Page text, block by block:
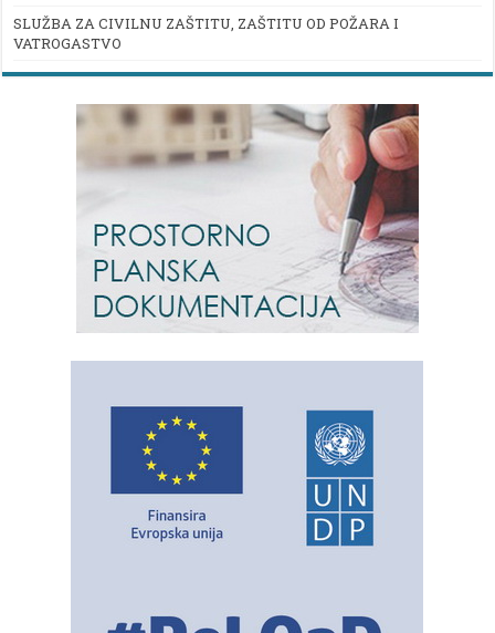
SLUŽBA ZA CIVILNU ZAŠTITU, ZAŠTITU OD POŽARA I
VATROGASTVO